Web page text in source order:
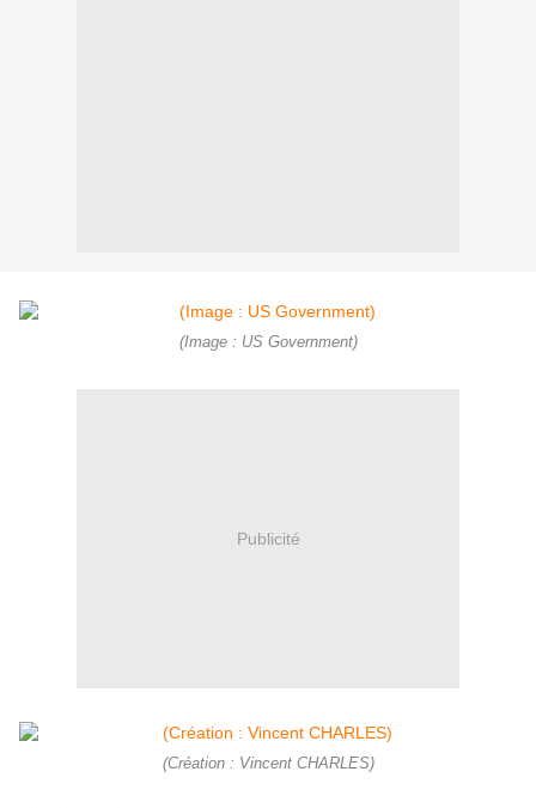
(Image : US Government)
Publicité
(Création : Vincent CHARLES)